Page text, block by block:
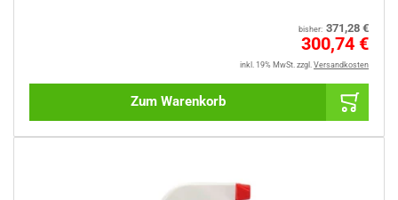
bisher: 371,28 €
300,74 €
inkl. 19% MwSt. zzgl. Versandkosten
Zum Warenkorb